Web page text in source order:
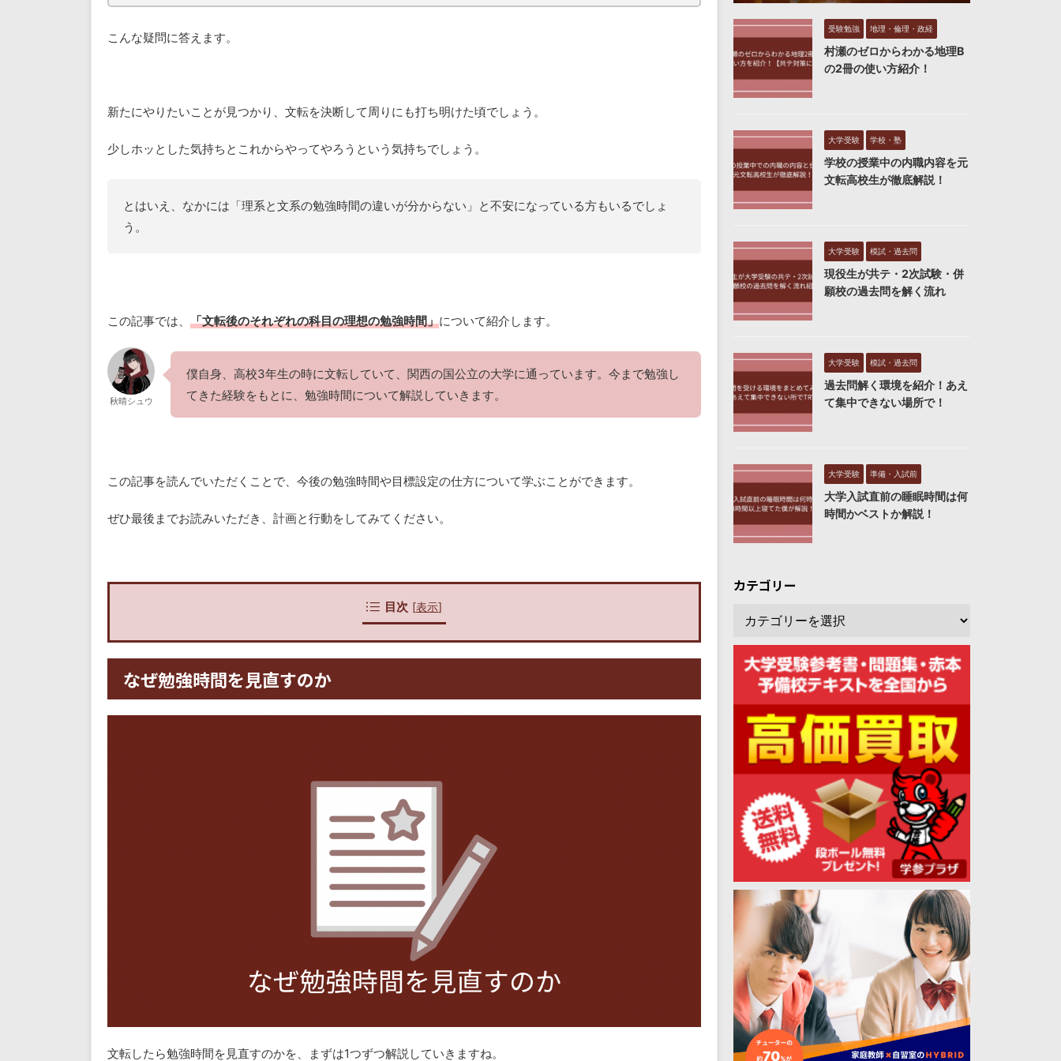
こんな疑問に答えます。
新たにやりたいことが見つかり、文転を決断して周りにも打ち明けた頃でしょう。
少しホッとした気持ちとこれからやってやろうという気持ちでしょう。
とはいえ、なかには「理系と文系の勉強時間の違いが分からない」と不安になっている方もいるでしょ
う。
この記事では、 「文転後のそれぞれの科目の理想の勉強時間」について紹介します。
秋晴シュウ
僕自身、高校3年生の時に文転していて、関西の国公立の大学に通っています。今まで勉強し
てきた経験をもとに、勉強時間について解説していきます。
この記事を読んでいただくことで、今後の勉強時間や目標設定の仕方について学ぶことができます。
ぜひ最後までお読みいただき、計画と行動をしてみてください。
目次 [表示]
なぜ勉強時間を見直すのか
文転したら勉強時間を見直すのかを、まずは1つずつ解説していきますね。
受験勉強 地理・倫理・政経
村瀬のゼロからわかる地理B
の2冊の使い方紹介！
大学受験 学校・塾
学校の授業中の内職内容を元
文転高校生が徹底解説！
大学受験 模試・過去問
現役生が共テ・2次試験・併
願校の過去問を解く流れ
大学受験 模試・過去問
過去問解く環境を紹介！あえ
て集中できない場所で！
大学受験 準備・入試前
大学入試直前の睡眠時間は何
時間かベストか解説！
カテゴリー